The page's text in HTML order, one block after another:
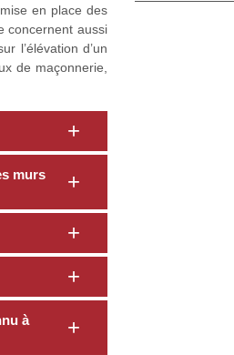
en place des
concernent aussi
l’élévation d’un
de maçonnerie,
murs
à